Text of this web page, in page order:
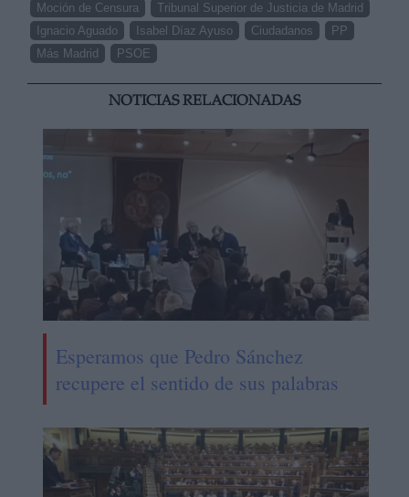
Moción de Censura
Tribunal Superior de Justicia de Madrid
Ignacio Aguado
Isabel Díaz Ayuso Ciudadanos
PP
Más Madrid
PSOE
NOTICIAS RELACIONADAS
Esperamos que Pedro Sánchez
recupere el sentido de sus palabras